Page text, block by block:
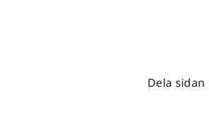
Dela sidan